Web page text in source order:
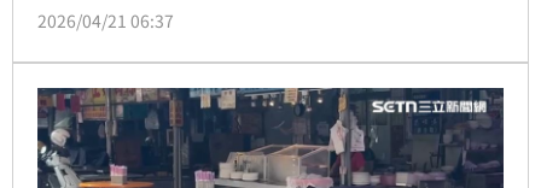
後的驚人黑歷史也隨之浮上檯面，外界赫然發現，原來
的殘酷手段凌虐他人，該案涉犯槍砲、傷害罪嫌，目前
正由法院審理中。
2026/04/21 06:37